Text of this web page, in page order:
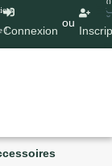
!
Connexion
ou
0